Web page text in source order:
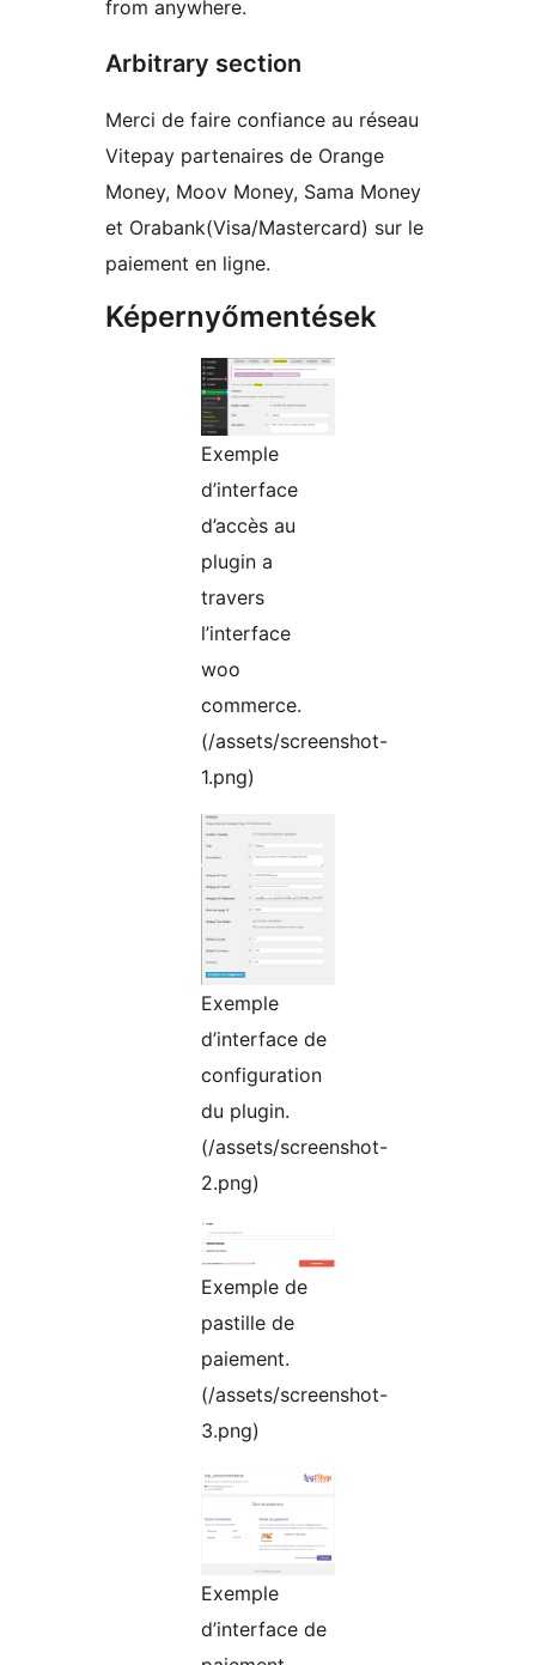
from anywhere.
Arbitrary section
Merci de faire confiance au réseau
Vitepay partenaires de Orange
Money, Moov Money, Sama Money
et Orabank(Visa/Mastercard) sur le
paiement en ligne.
Képernyőmentések
Exemple
d’interface
d’accès au
plugin a
travers
l’interface
woo
commerce.
(/assets/screenshot-
1.png)
Exemple
d’interface de
configuration
du plugin.
(/assets/screenshot-
2.png)
Exemple de
pastille de
paiement.
(/assets/screenshot-
3.png)
Exemple
d’interface de